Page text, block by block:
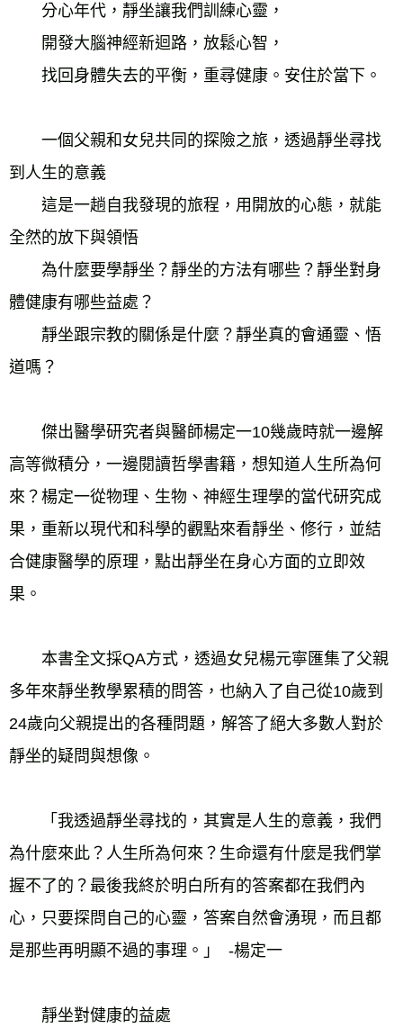
分心年代，靜坐讓我們訓練心靈，
開發大腦神經新迴路，放鬆心智，
找回身體失去的平衡，重尋健康。安住於當下。
一個父親和女兒共同的探險之旅，透過靜坐尋找
到人生的意義
這是一趟自我發現的旅程，用開放的心態，就能
全然的放下與領悟
為什麼要學靜坐？靜坐的方法有哪些？靜坐對身
體健康有哪些益處？
靜坐跟宗教的關係是什麼？靜坐真的會通靈、悟
道嗎？
傑出醫學研究者與醫師楊定一10幾歲時就一邊解
高等微積分，一邊閱讀哲學書籍，想知道人生所為何
來？楊定一從物理、生物、神經生理學的當代研究成
果，重新以現代和科學的觀點來看靜坐、修行，並結
合健康醫學的原理，點出靜坐在身心方面的立即效
果。
本書全文採QA方式，透過女兒楊元寧匯集了父親
多年來靜坐教學累積的問答，也納入了自己從10歲到
24歲向父親提出的各種問題，解答了絕大多數人對於
靜坐的疑問與想像。
「我透過靜坐尋找的，其實是人生的意義，我們
為什麼來此？人生所為何來？生命還有什麼是我們掌
握不了的？最後我終於明白所有的答案都在我們內
心，只要探問自己的心靈，答案自然會湧現，而且都
是那些再明顯不過的事理。」  -楊定一
靜坐對健康的益處